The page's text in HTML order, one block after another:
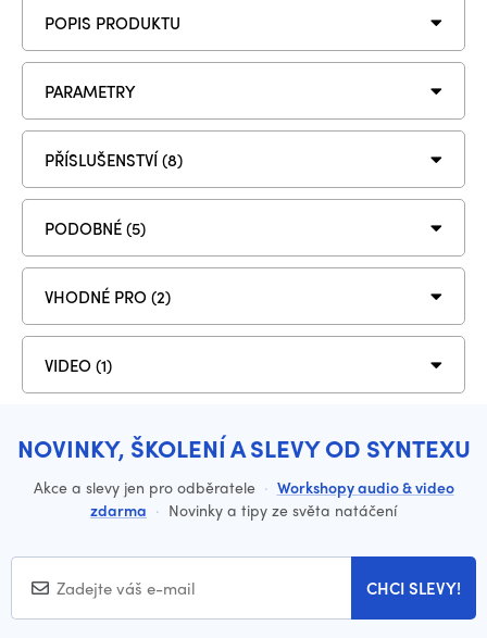
POPIS PRODUKTU
PARAMETRY
PŘÍSLUŠENSTVÍ (8)
PODOBNÉ (5)
VHODNÉ PRO (2)
VIDEO (1)
NOVINKY, ŠKOLENÍ A SLEVY OD SYNTEXU
Akce a slevy jen pro odběratele · Workshopy audio & video
zdarma · Novinky a tipy ze světa natáčení
CHCI SLEVY!